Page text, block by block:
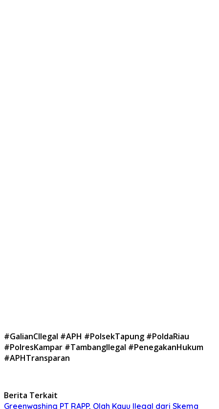
#GalianCIlegal #APH #PolsekTapung #PoldaRiau
#PolresKampar #TambangIlegal #PenegakanHukum
#APHTransparan
Berita Terkait
Greenwashing PT RAPP, Olah Kayu Ilegal dari Skema